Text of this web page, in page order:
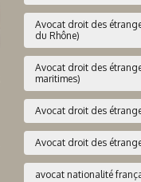
Avocat droit des
du Rhône)
Avocat droit des
maritimes)
Avocat droit des
Avocat droit des
avocat nationalité